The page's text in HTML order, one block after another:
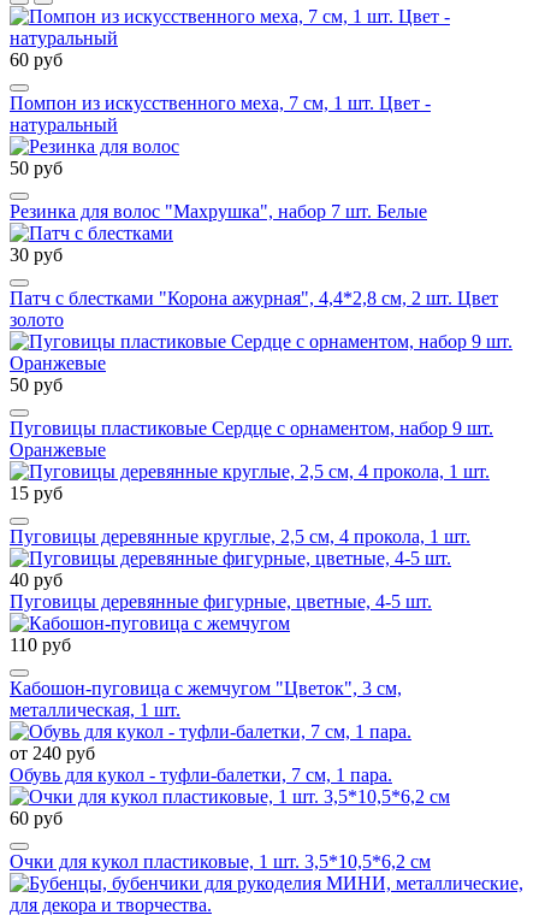
60 руб
Помпон из искусственного меха, 7 см, 1 шт. Цвет -
натуральный
50 руб
Резинка для волос "Махрушка", набор 7 шт. Белые
30 руб
Патч с блестками "Корона ажурная", 4,4*2,8 см, 2 шт. Цвет
золото
50 руб
Пуговицы пластиковые Сердце с орнаментом, набор 9 шт.
Оранжевые
15 руб
Пуговицы деревянные круглые, 2,5 см, 4 прокола, 1 шт.
40 руб
Пуговицы деревянные фигурные, цветные, 4-5 шт.
110 руб
Кабошон-пуговица с жемчугом "Цветок", 3 см,
металлическая, 1 шт.
от 240 руб
Обувь для кукол - туфли-балетки, 7 см, 1 пара.
60 руб
Очки для кукол пластиковые, 1 шт. 3,5*10,5*6,2 см